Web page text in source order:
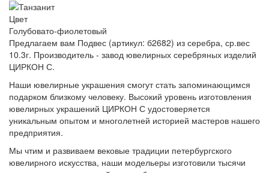
Цвет
Голубовато-фиолетовый
Предлагаем вам Подвес (артикул: б2682) из серебра, ср.вес
10.3г. Производитель - завод ювелирных серебряных изделий
ЦИРКОН С.
Наши ювелирные украшения смогут стать запоминающимся
подарком близкому человеку. Высокий уровень изготовления
ювелирных украшений ЦИРКОН С удостоверяется
уникальным опытом и многолетней историей мастеров нашего
предприятия.
Мы чтим и развиваем вековые традиции петербургского
ювелирного искусства, наши модельеры изготовили тысячи